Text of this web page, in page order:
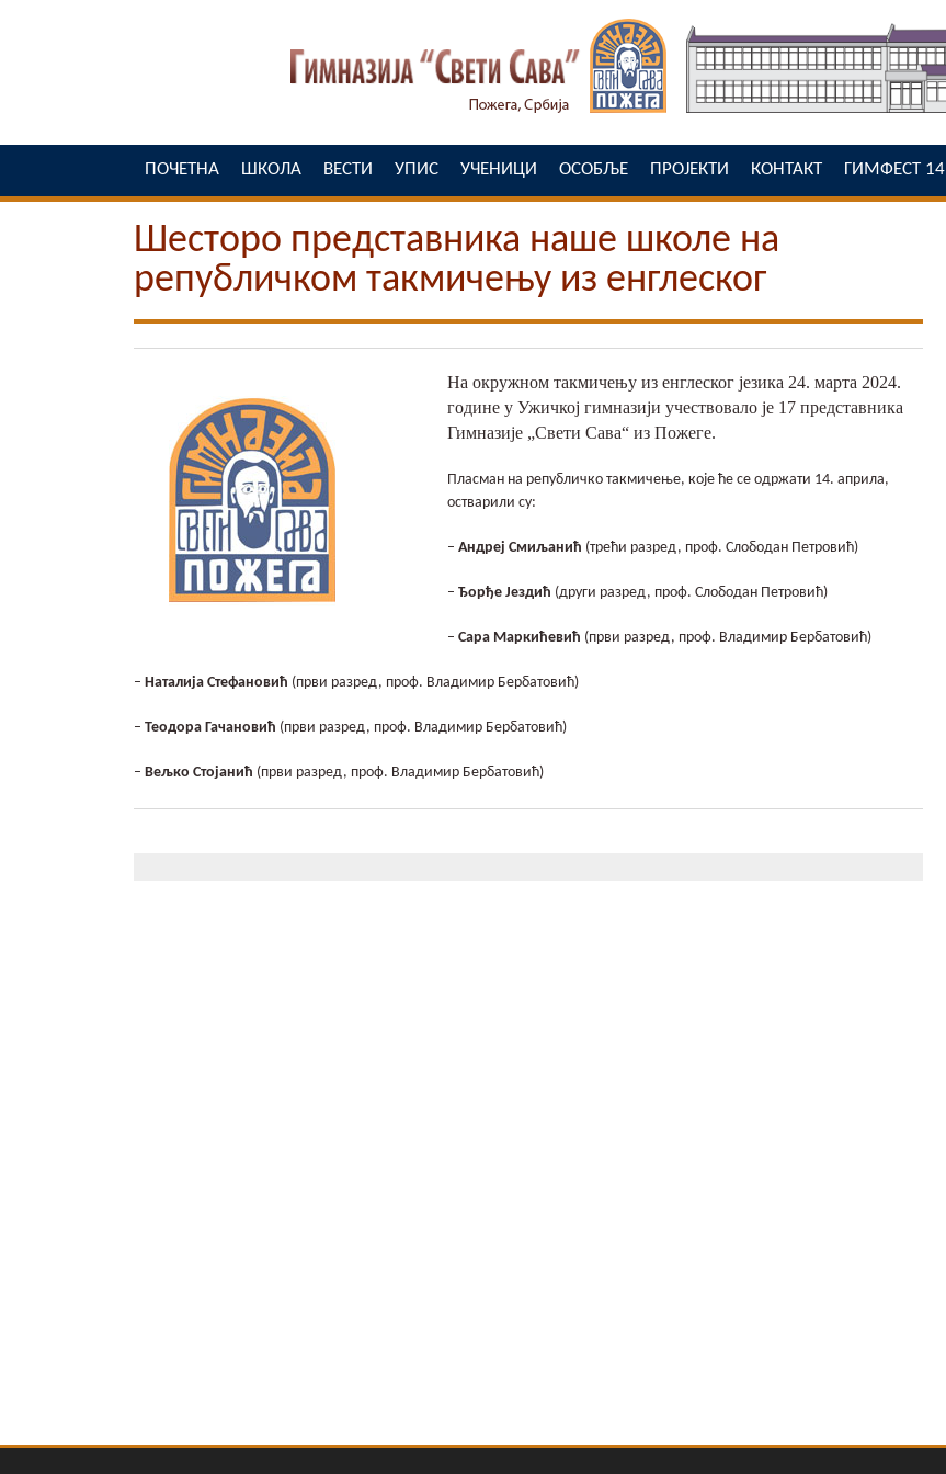
ПОЧЕТНА ШКОЛА ВЕСТИ УПИС УЧЕНИЦИ ОСОБЉЕ ПРОЈЕКТИ КОНТАКТ ГИМФЕСТ 14
Шесторо представника наше школе на
републичком такмичењу из енглеског
На окружном такмичењу из енглеског језика 24. марта 2024.
године у Ужичкој гимназији учествовало је 17 представника
Гимназије „Свети Сава“ из Пожеге.
Пласман на републичко такмичење, које ће се одржати 14. априла,
остварили су:
–Андреј Смиљанић (трећи разред, проф. Слободан Петровић)
–Ђорђе Јездић (други разред, проф. Слободан Петровић)
–Сара Маркићевић (први разред, проф. Владимир Бербатовић)
– Наталија Стефановић (први разред, проф. Владимир Бербатовић)
– Теодора Гачановић (први разред, проф. Владимир Бербатовић)
– Вељко Стојанић (први разред, проф. Владимир Бербатовић)